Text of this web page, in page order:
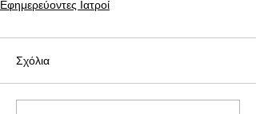
Εφημερεύοντες Ιατροί
Σχόλια